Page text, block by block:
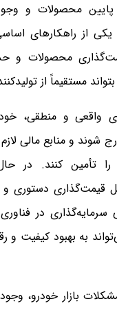
پایین محصولات و
از راهکارهای
محصولات و
مستقیماً از
واقعی و منطقی،
شوند و منابع مالی
تأمین کنند. در
قیمت‌گذاری دستوری
سرمایه‌گذاری در
به بهبود کیفیت
بازار خودرو،